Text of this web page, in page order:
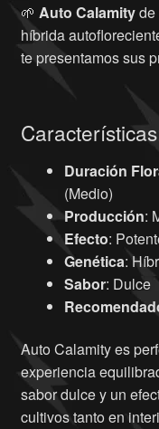
🌱 Auto Calamityde
híbrida
te presentamos sus
Duración
(Medio)
Producción:
Efecto:
Genética:
Sabor: Dulce
Auto Calamity es
experiencia
sabor dulce y un
cultivos tanto en